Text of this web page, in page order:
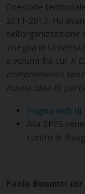
Coesione
2011-2013. Ha
insegna in
e volumi fra cui: Il
compromesso
nuova idea di
Pagina web di
Alla SPES
contro le
Paolo Benanti tor